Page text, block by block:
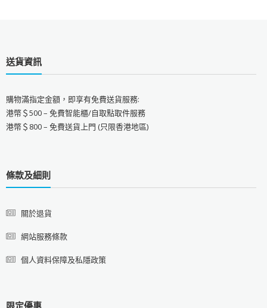
送貨資訊
購物滿指定金額，即享有免費送貨服務:
港幣＄500 – 免費智能櫃/自取點取件服務
港幣＄800 – 免費送貨上門 (只限香港地區)
條款及細則
關於退貨
網站服務條款
個人資料保障及私隱政策
限定優惠